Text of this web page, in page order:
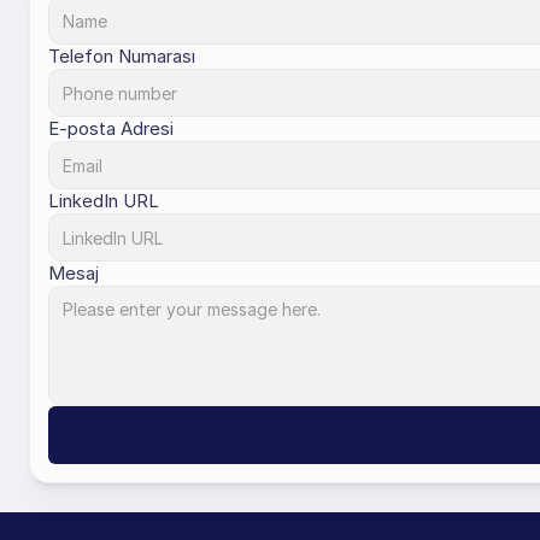
Telefon Numarası
E-posta Adresi
LinkedIn URL
Mesaj